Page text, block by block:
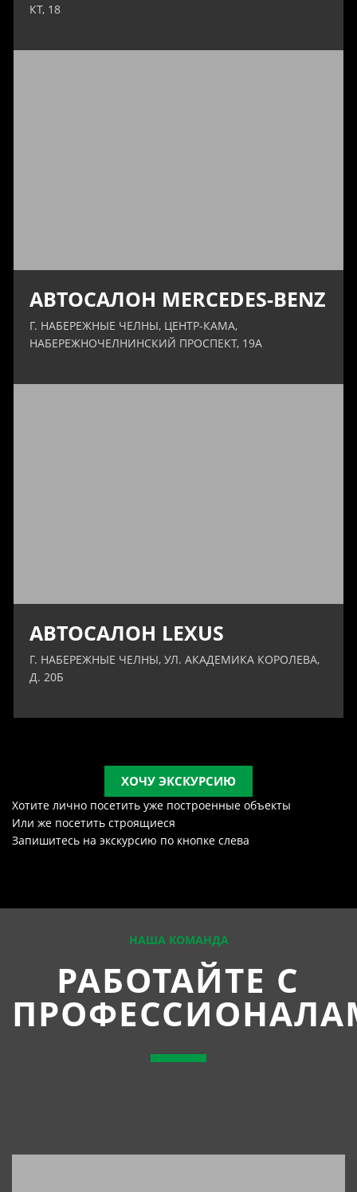
КТ, 18
АВТОСАЛОН MERCEDES-BENZ
Г. НАБЕРЕЖНЫЕ ЧЕЛНЫ, ЦЕНТР-КАМА,
НАБЕРЕЖНОЧЕЛНИНСКИЙ ПРОСПЕКТ, 19А
АВТОСАЛОН LEXUS
Г. НАБЕРЕЖНЫЕ ЧЕЛНЫ, УЛ. АКАДЕМИКА КОРОЛЕВА,
Д. 20Б
ХОЧУ ЭКСКУРСИЮ
Хотите лично посетить уже построенные объекты
Или же посетить строящиеся
Запишитесь на экскурсию по кнопке слева
НАША КОМАНДА
РАБОТАЙТЕ С